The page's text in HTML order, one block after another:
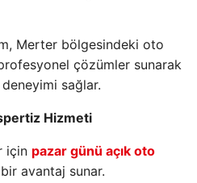
Merter bölgesindeki oto
çözümler sunarak
sağlar.
Hizmeti
için pazar günü açık oto
avantaj sunar.